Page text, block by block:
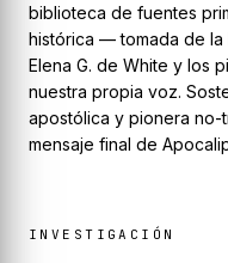
biblioteca de fuentes
histórica — tomada de la
Elena G. de White y los
nuestra propia voz.
apostólica y pionera no-
mensaje final de
INVESTIGACIÓN